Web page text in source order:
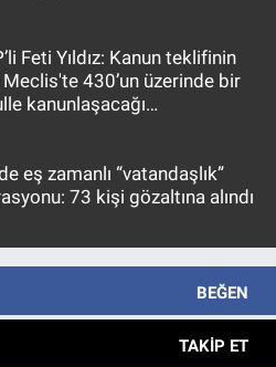
Feti Yıldız: Kanun teklifinin
Meclis'te 430’un üzerinde bir
kanunlaşacağı
eş zamanlı “vatandaşlık”
73 kişi gözaltına alındı
BEĞEN
TAKIP ET